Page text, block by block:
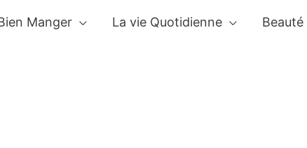
Manger La vie Quotidienne Beauté